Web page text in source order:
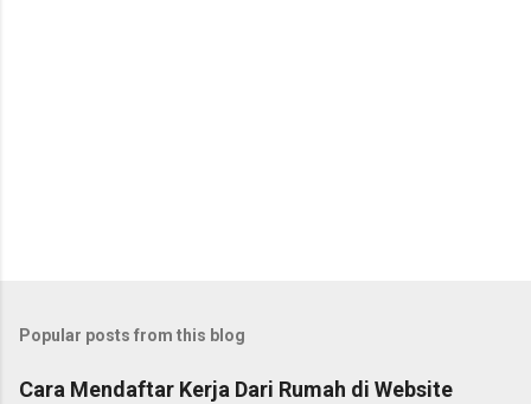
Popular posts from this blog
Cara Mendaftar Kerja Dari Rumah di Website